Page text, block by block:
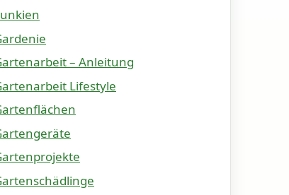
– Anleitung
Lifestyle